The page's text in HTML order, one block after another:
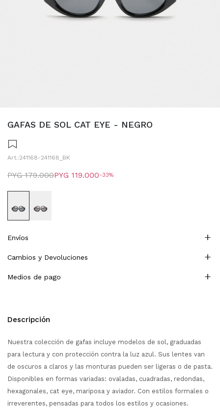
GAFAS DE SOL CAT EYE - NEGRO
241168-241168_BK
PYG 119.000
PYG 179.000 33
Envíos
Cambios y Devoluciones
Medios de pago
Descripción
Nuestra colección de gafas incluye modelos de sol, graduadas
para lectura y con protección contra la luz azul. Sus lentes van
de oscuros a claros y las monturas pueden ser ligeras o de pasta.
Disponibles en formas variadas: ovaladas, cuadradas, redondas,
hexagonales, cat eye, mariposa y aviador. Con estilos formales o
irreverentes, pensadas para todos los estilos y ocasiones.